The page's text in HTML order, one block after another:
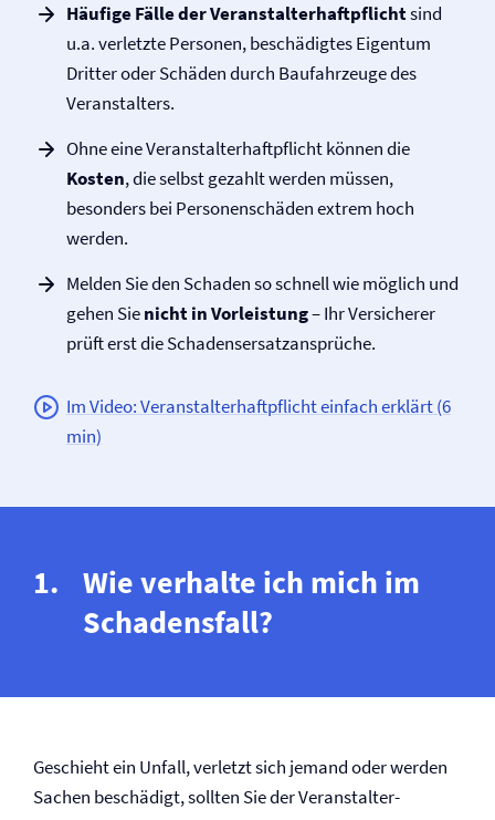
Häufige Fälle der Veranstalter­haftpflichtsind
u.a. verletzte Personen, beschädigtes Eigentum
Dritter oder Schäden durch Baufahrzeuge des
Veranstalters.
Ohne eine Veranstalter­haftpflicht können die
Kosten, die selbst gezahlt werden müssen,
besonders bei Personenschäden extrem hoch
werden.
Melden Sie den Schaden so schnell wie möglich und
gehen Sienicht in Vorleistung– Ihr Versicherer
prüft erst die Schadensersatzansprüche.
Im Video: Veranstalter­haftpflicht einfach erklärt (6
min)
Wie verhalte ich mich im
Schadensfall?
Geschieht ein Unfall, verletzt sich jemand oder werden
Sachen beschädigt, sollten Sie der Veranstalter­